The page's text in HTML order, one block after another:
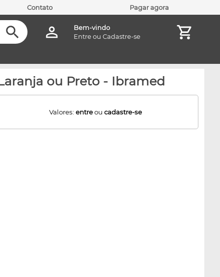
Contato Pagar agora
Bem-vindo
Entreou Cadastre-se
ou Preto - Ibramed
Valores:entreoucadastre-se